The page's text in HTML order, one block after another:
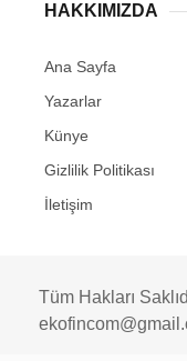
HAKKIMIZDA
Ana Sayfa
Yazarlar
Künye
Gizlilik Politikası
İletişim
Tüm Hakları